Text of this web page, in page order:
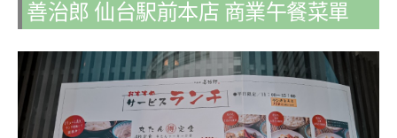
善治郎 仙台駅前本店 商業午餐菜單